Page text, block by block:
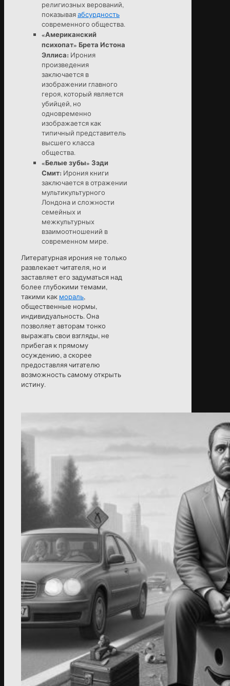
религиозных верований,
показываяабсурдность
современного общества.
«Американский
психопат» Брета Истона
Эллиса: Ирония
произведения
заключается в
изображении главного
героя, который является
убийцей, но
одновременно
изображается как
типичный представитель
высшего класса
общества.
«Белые зубы» Зэди
Смит: Ирония книги
заключается в отражении
мультикультурного
Лондона и сложности
семейных и
межкультурных
взаимоотношений в
современном мире.
Литературная ирония не только
развлекает читателя, но и
заставляет его задуматься над
более глубокими темами,
такими как мораль,
общественные нормы,
индивидуальность. Она
позволяет авторам тонко
выражать свои взгляды, не
прибегая к прямому
осуждению, а скорее
предоставляя читателю
возможность самому открыть
истину.